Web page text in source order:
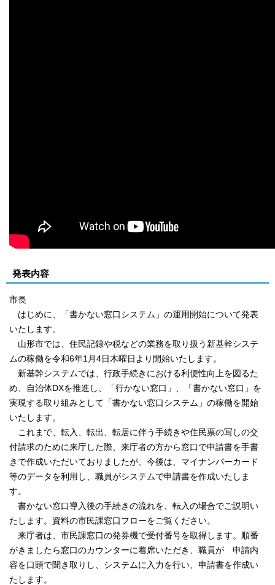
発表内容
市長
はじめに、「書かない窓口システム」の運用開始について発表
いたします。
山形市では、住民記録や税などの業務を取り扱う新基幹システ
ムの稼働を令和6年1月4日木曜日より開始いたします。
新基幹システムでは、行政手続きにおける利便性向上を図るた
め、自治体DXを推進し、「行かない窓口」、「書かない窓口」を
実現する取り組みとして「書かない窓口システム」の稼働を開始
いたします。
これまで、転入、転出、転居に伴う手続きや住民票の写しの交
付請求のために来庁した際、来庁者の方から窓口で申請書を手書
きで作成いただいておりましたが、今後は、マイナンバーカード
等のデータを利用し、職員がシステムで申請書を作成いたしま
す。
書かない窓口導入後の手続きの流れを、転入の場合でご説明い
たします。資料の市民課窓口フローをご覧ください。
来庁者は、市民課窓口の発券機で受付番号を取得します。順番
がきましたら窓口のカウンターに着席いただき、職員が 申請内
容を口頭で聞き取りし、システムに入力を行い、申請書を作成い
たします。